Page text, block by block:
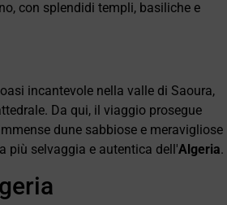
con splendidi templi, basiliche e
incantevole nella valle di Saoura,
Da qui, il viaggio prosegue
dune sabbiose e meravigliose
più selvaggia e autentica dell'Algeria.